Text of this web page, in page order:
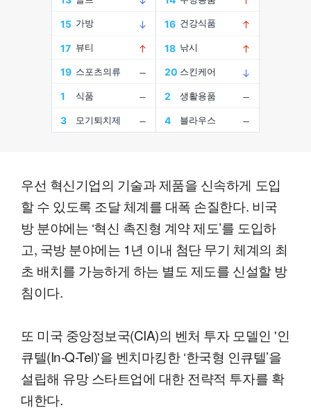
우선 혁신기업의 기술과 제품을 신속하게 도입
할 수 있도록 조달 체계를 대폭 손질한다. 비국
방 분야에는 ‘혁신 촉진형 계약 제도’를 도입하
고, 국방 분야에는 1년 이내 첨단 무기 체계의 최
초 배치를 가능하게 하는 별도 제도를 신설할 방
침이다.
또 미국 중앙정보국(CIA)의 벤처 투자 모델인 '인
큐텔(In-Q-Tel)'을 벤치마킹한 ‘한국형 인큐텔’을
설립해 유망 스타트업에 대한 전략적 투자를 확
대한다.